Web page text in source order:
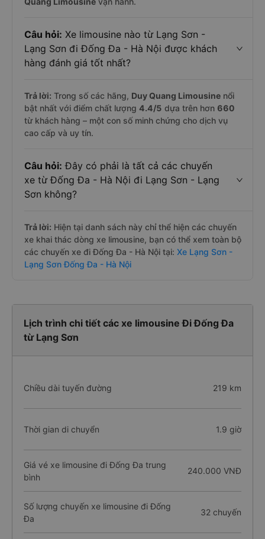
Câu hỏi: Xe limousine nào từ Lạng Sơn -
Lạng Sơn đi Đống Đa - Hà Nội được khách
hàng đánh giá tốt nhất?
Trả lời: Trong số các hãng, Duy Quang Limousine nổi
bật nhất với điểm chất lượng 4.4/5 dựa trên hơn 660
từ khách hàng – một con số minh chứng cho dịch vụ
cao cấp và uy tín.
Câu hỏi: Đây có phải là tất cả các chuyến
xe từ Đống Đa - Hà Nội đi Lạng Sơn - Lạng
Sơn không?
Trả lời: Hiện tại danh sách này chỉ thể hiện các chuyến
xe khai thác dòng xe limousine, bạn có thể xem toàn bộ
các chuyến xe đi Đống Đa - Hà Nội tại: Xe Lạng Sơn -
Lạng Sơn Đống Đa - Hà Nội
Lịch trình chi tiết các xe limousine Đi Đống Đa
từ Lạng Sơn
Chiều dài tuyến đường 219 km
Thời gian di chuyển 1.9 giờ
Giá vé xe limousine đi Đống Đa trung
bình
240.000 VNĐ
Số lượng chuyến xe limousine đi Đống
Đa
32 chuyến